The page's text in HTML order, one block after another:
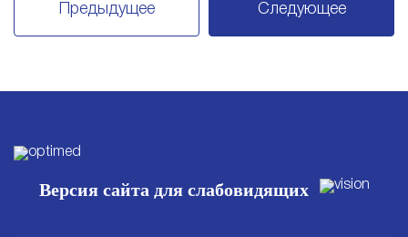
Предыдущее Следующее
Версия сайта для слабовидящих